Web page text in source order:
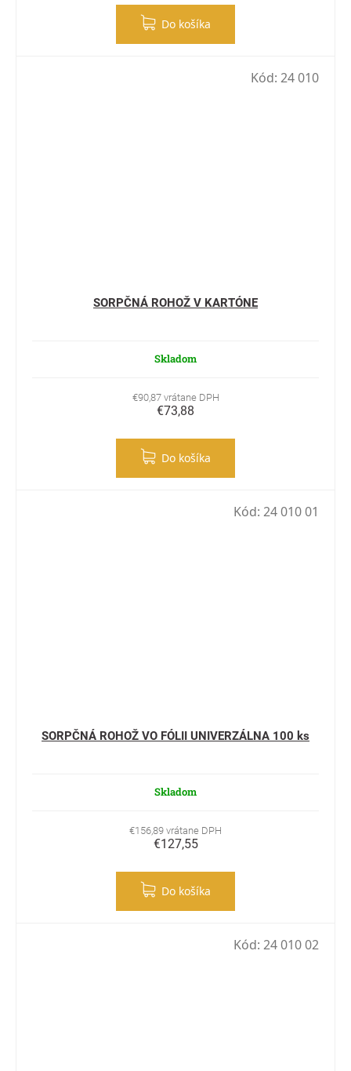
Do košíka
SORPČNÁ ROHOŽ V KARTÓNE
Skladom
€90,87 vrátane DPH
€73,88
Do košíka
Kód: 24 010
SORPČNÁ ROHOŽ VO FÓLII UNIVERZÁLNA 100 ks
Skladom
€156,89 vrátane DPH
€127,55
Do košíka
Kód: 24 010 01
Kód: 24 010 02